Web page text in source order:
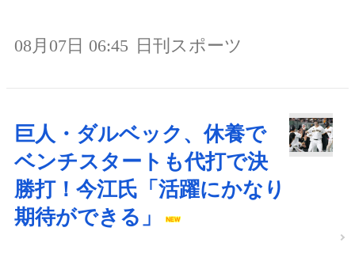
08月07日 06:45 日刊スポーツ
巨人・ダルベック、休養で
ベンチスタートも代打で決
勝打！今江氏「活躍にかなり
期待ができる」